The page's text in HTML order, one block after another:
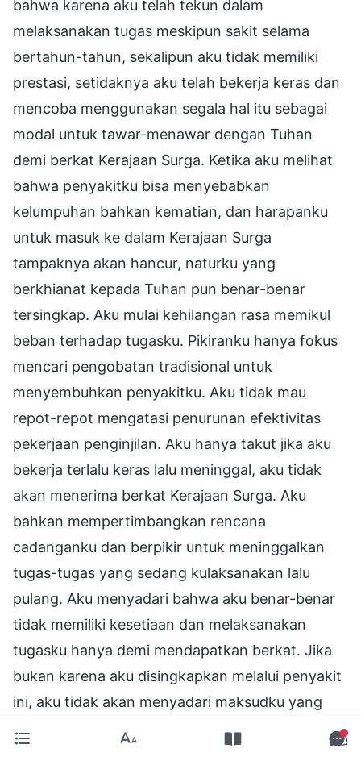
bahwa karena aku telah tekun dalam
melaksanakan tugas meskipun sakit selama
bertahun-tahun, sekalipun aku tidak memiliki
prestasi, setidaknya aku telah bekerja keras dan
mencoba menggunakan segala hal itu sebagai
modal untuk tawar-menawar dengan Tuhan
demi berkat Kerajaan Surga. Ketika aku melihat
bahwa penyakitku bisa menyebabkan
kelumpuhan bahkan kematian, dan harapanku
untuk masuk ke dalam Kerajaan Surga
tampaknya akan hancur, naturku yang
berkhianat kepada Tuhan pun benar-benar
tersingkap. Aku mulai kehilangan rasa memikul
beban terhadap tugasku. Pikiranku hanya fokus
mencari pengobatan tradisional untuk
menyembuhkan penyakitku. Aku tidak mau
repot-repot mengatasi penurunan efektivitas
pekerjaan penginjilan. Aku hanya takut jika aku
bekerja terlalu keras lalu meninggal, aku tidak
akan menerima berkat Kerajaan Surga. Aku
bahkan mempertimbangkan rencana
cadanganku dan berpikir untuk meninggalkan
tugas-tugas yang sedang kulaksanakan lalu
pulang. Aku menyadari bahwa aku benar-benar
tidak memiliki kesetiaan dan melaksanakan
tugasku hanya demi mendapatkan berkat. Jika
bukan karena aku disingkapkan melalui penyakit
ini, aku tidak akan menyadari maksudku yang